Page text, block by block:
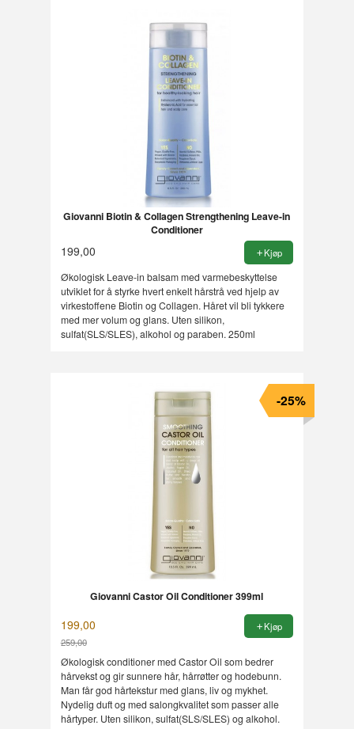
Giovanni Biotin & Collagen Strengthening Leave-in
Conditioner
199,00 Kjøp
Økologisk Leave-in balsam med varmebeskyttelse
utviklet for å styrke hvert enkelt hårstrå ved hjelp av
virkestoffene Biotin og Collagen. Håret vil bli tykkere
med mer volum og glans. Uten silikon,
sulfat(SLS/SLES), alkohol og paraben. 250ml
Giovanni Castor Oil Conditioner 399ml
199,00
259,00
Rabatt
-25%
Kjøp
Økologisk conditioner med Castor Oil som bedrer
hårvekst og gir sunnere hår, hårrøtter og hodebunn.
Man får god hårtekstur med glans, liv og mykhet.
Nydelig duft og med salongkvalitet som passer alle
hårtyper. Uten silikon, sulfat(SLS/SLES) og alkohol.